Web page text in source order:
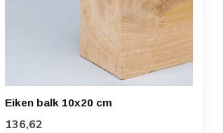
Eiken balk 10x20 cm
136,62